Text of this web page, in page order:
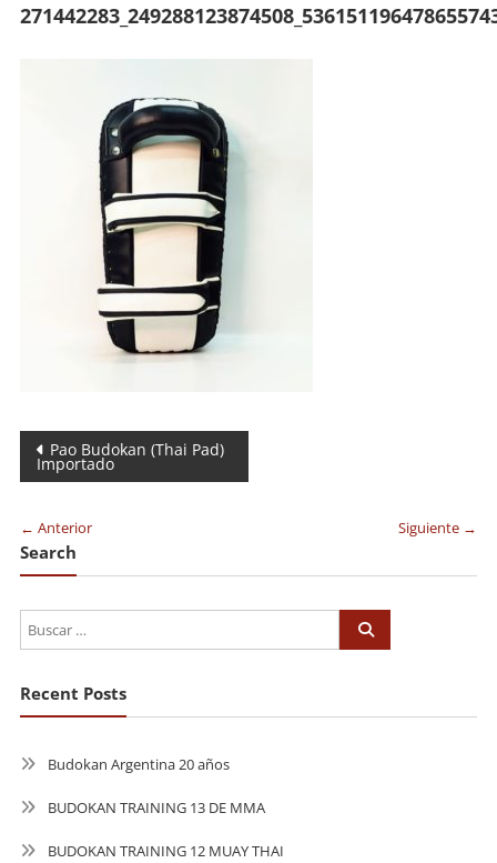
Navegación
de
entradas
Pao Budokan (Thai Pad)
Importado
← Anterior Siguiente →
Search
Recent Posts
Budokan Argentina 20 años
BUDOKAN TRAINING 13 DE MMA
BUDOKAN TRAINING 12 MUAY THAI